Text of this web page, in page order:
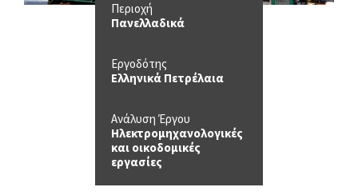
Περιοχή
Πανελλαδικά
Εργοδότης
Ελληνικά Πετρέλαια
Ανάλυση Έργου
Ηλεκτρομηχανολογικές
και οικοδομικές
εργασίες